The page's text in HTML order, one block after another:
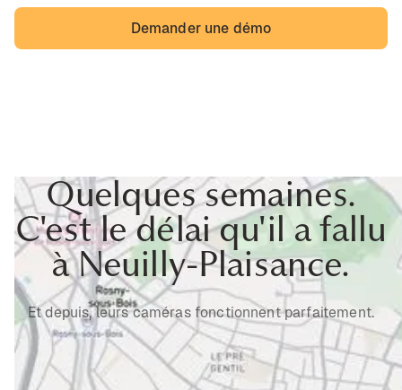
Demander une démo
Quelques semaines.
C'est le délai qu'il a fallu
à Neuilly-Plaisance.
Et depuis, leurs caméras fonctionnent parfaitement.